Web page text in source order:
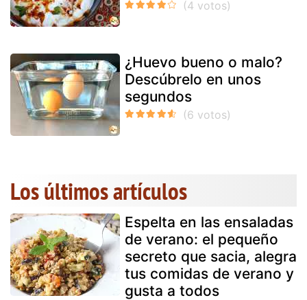
¿Huevo bueno o malo?
Descúbrelo en unos
segundos
Los últimos artículos
Espelta en las ensaladas
de verano: el pequeño
secreto que sacia, alegra
tus comidas de verano y
gusta a todos